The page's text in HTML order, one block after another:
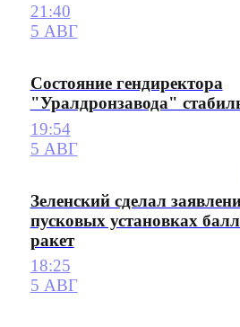
21:40
5 АВГ
Состояние гендиректора
"Уралдронзавода"
19:54
5 АВГ
Зеленский сделал
пусковых установках
ракет
18:25
5 АВГ